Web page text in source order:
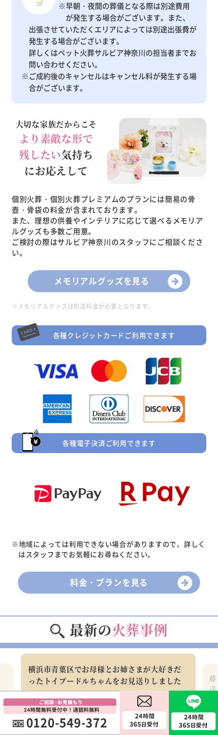
※早朝・夜間の葬儀となる際は別途費用
が発生する場合がございます。また、
出張させていただくエリアによっては別途出張費が
発生する場合がございます。
詳しくはペット火葬サルビア神奈川の担当者までお
問い合わせください。
※ご成約後のキャンセルはキャンセル料が発生する場
合がございます。
大切な家族だからこそ
より素敵な形で
残したい気持ち
にお応えして
個別火葬・個別火葬プレミアムのプランには簡易の骨
壺・骨袋の料金が含まれております。
また、理想の供養やインテリアに応じて選べるメモリア
ルグッズも多数ご用意。
ご検討の際はサルビア神奈川のスタッフにご相談くださ
い。
メモリアルグッズを見る
※メモリアルグッズは別途料金が必要となります。
各種クレジットカードご利用できます
各種電子決済ご利用できます
※地域によっては利用できない場合がありますので、詳しく
はスタッフまでお気軽にお尋ねください。
料金・プランを見る
最新の火葬事例
横浜市青葉区でお母様とお姉さまが大好きだ
ったトイプードルちゃんをお見送りしました
2026年08月06日
横浜市青葉区のご利用者様
送
0120-549-372